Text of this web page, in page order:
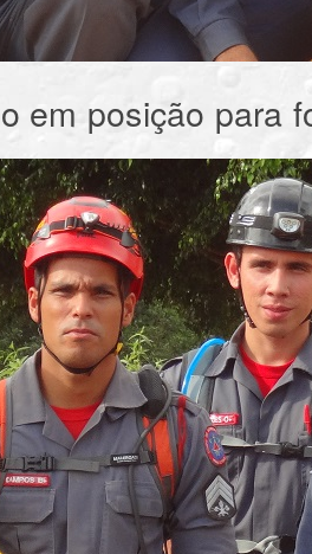
em posição para